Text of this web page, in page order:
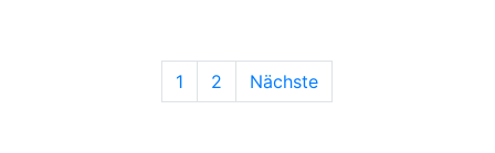
1 2 Nächste